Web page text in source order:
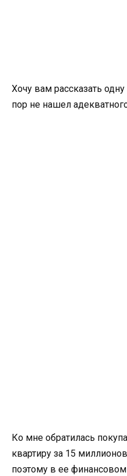
Хочу вам рассказать
пор не нашел
Ко мне обратилась
квартиру за 15
поэтому в ее